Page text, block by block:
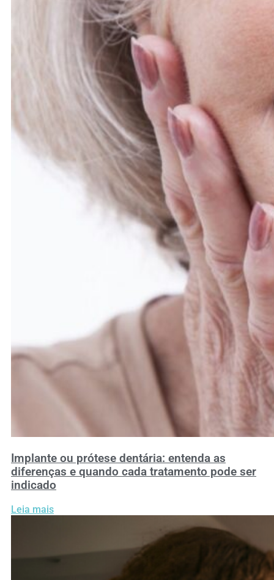
Implante ou prótese dentária: entenda as
diferenças e quando cada tratamento pode ser
indicado
Leia mais